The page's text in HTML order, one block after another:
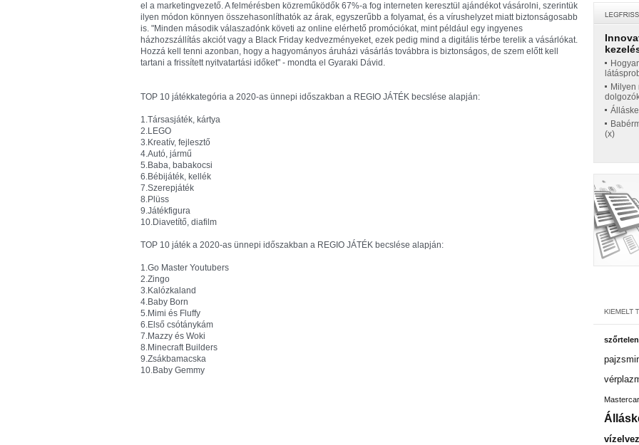
el a marketingvezető. A felmérésben közreműködők 67%-a fog interneten keresztül ajándékot vásárolni, szerintük
ilyen módon könnyen összehasonlíthatók az árak, egyszerűbb a folyamat, és a vírushelyzet miatt biztonságosabb
is. "Minden második válaszadónk követi az online elérhető promóciókat, mint például egy ingyenes
házhozszállítás akciót vagy a Black Friday kedvezményeket, ezek pedig mind a digitális térbe terelik a vásárlókat.
Hozzá kell tenni azonban, hogy a hagyományos áruházi vásárlás továbbra is biztonságos, de szem előtt kell
tartani a frissített nyitvatartási időket" - mondta el Gyaraki Dávid.
TOP 10 játékkategória a 2020-as ünnepi időszakban a REGIO JÁTÉK becslése alapján:
1.Társasjáték, kártya
2.LEGO
3.Kreatív, fejlesztő
4.Autó, jármű
5.Baba, babakocsi
6.Bébijáték, kellék
7.Szerepjáték
8.Plüss
9.Játékfigura
10.Diavetítő, diafilm
TOP 10 játék a 2020-as ünnepi időszakban a REGIO JÁTÉK becslése alapján:
1.Go Master Youtubers
2.Zingo
3.Kalózkaland
4.Baby Born
5.Mimi és Fluffy
6.Első csótánykám
7.Mazzy és Woki
8.Minecraft Builders
9.Zsákbamacska
10.Baby Gemmy
Milyen
(x)